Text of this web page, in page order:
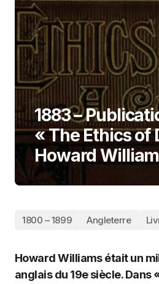
1883 –
« The Ethics of
Howard
1800 – 1899 Angleterre
Howard Williams était un
anglais du 19e siècle. Dans